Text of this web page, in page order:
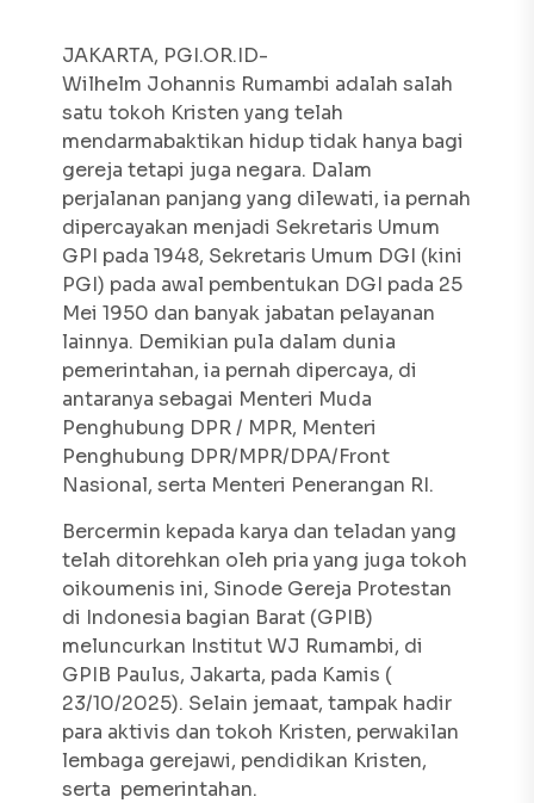
JAKARTA, PGI.OR.ID-
Wilhelm Johannis Rumambi adalah salah
satu tokoh Kristen yang telah
mendarmabaktikan hidup tidak hanya bagi
gereja tetapi juga negara. Dalam
perjalanan panjang yang dilewati, ia pernah
dipercayakan menjadi Sekretaris Umum
GPI pada 1948, Sekretaris Umum DGI (kini
PGI) pada awal pembentukan DGI pada 25
Mei 1950 dan banyak jabatan pelayanan
lainnya. Demikian pula dalam dunia
pemerintahan, ia pernah dipercaya, di
antaranya sebagai Menteri Muda
Penghubung DPR / MPR, Menteri
Penghubung DPR/MPR/DPA/Front
Nasional, serta Menteri Penerangan RI.
Bercermin kepada karya dan teladan yang
telah ditorehkan oleh pria yang juga tokoh
oikoumenis ini, Sinode Gereja Protestan
di Indonesia bagian Barat (GPIB)
meluncurkan Institut WJ Rumambi, di
GPIB Paulus, Jakarta, pada Kamis (
23/10/2025). Selain jemaat, tampak hadir
para aktivis dan tokoh Kristen, perwakilan
lembaga gerejawi, pendidikan Kristen,
serta pemerintahan.